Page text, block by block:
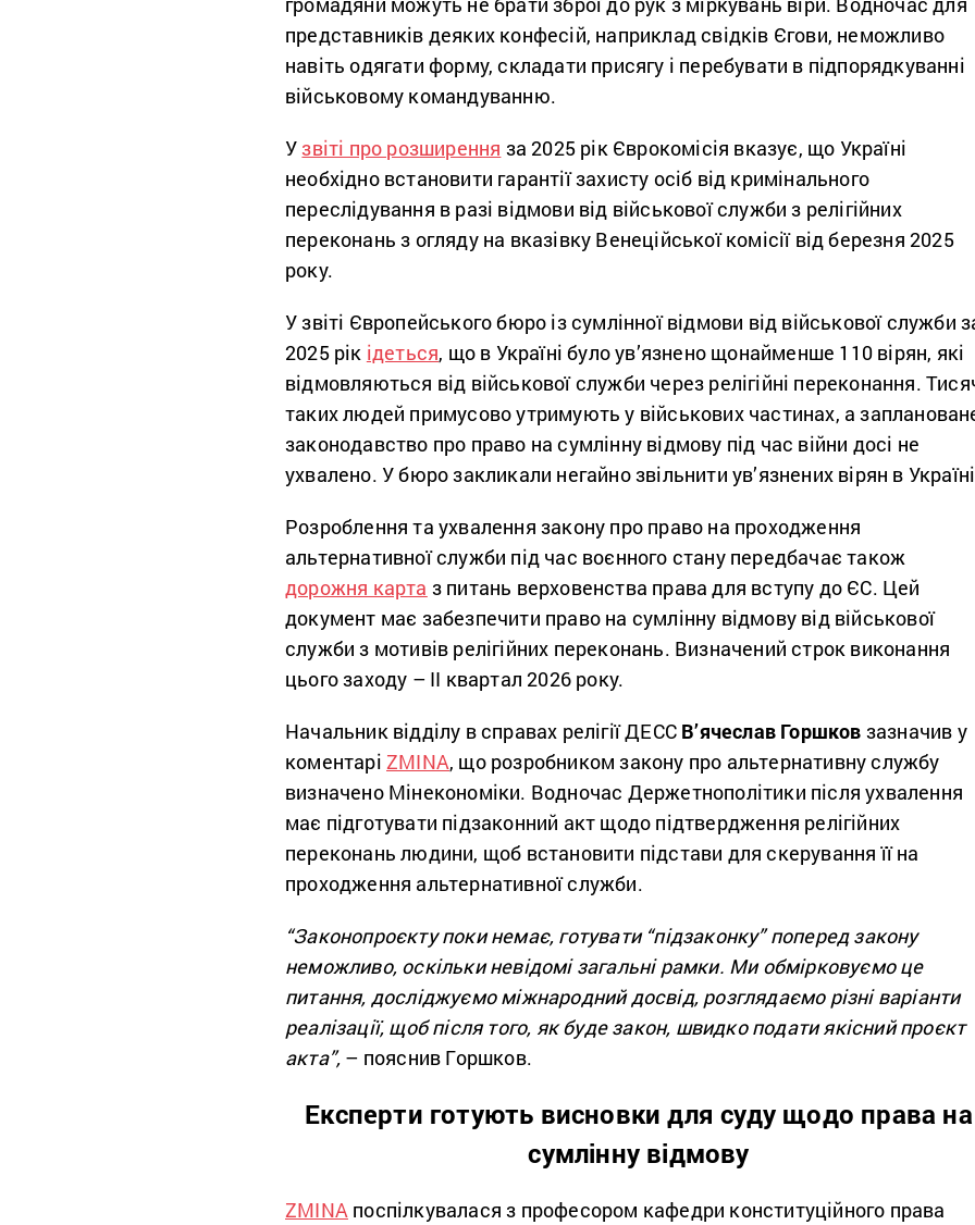
представників деяких конфесій, наприклад свідків Єгови, неможливо
навіть одягати форму, складати присягу і перебувати в підпорядкуванні
військовому командуванню.
Узвіті про розширення за 2025 рік Єврокомісія вказує, що Україні
необхідно встановити гарантії захисту осіб від кримінального
переслідування в разі відмови від військової служби з релігійних
переконань з огляду на вказівку Венеційської комісії від березня 2025
року.
У звіті Європейського бюро із сумлінної відмови від військової служби
2025 рік ідеться, що в Україні було ув’язнено щонайменше 110 вірян, які
відмовляються від військової служби через релігійні переконання.
таких людей примусово утримують у військових частинах, а
законодавство про право на сумлінну відмову під час війни досі не
ухвалено. У бюро закликали негайно звільнити ув’язнених вірян в
Розроблення та ухвалення закону про право на проходження
альтернативної служби під час воєнного стану передбачає також
дорожня карта з питань верховенства права для вступу до ЄС. Цей
документ має забезпечити право на сумлінну відмову від військової
служби з мотивів релігійних переконань. Визначений строк виконання
цього заходу – ІІ квартал 2026 року.
Начальник відділу в справах релігії ДЕСС В’ячеслав Горшков зазначив у
коментарі ZMINA, що розробником закону про альтернативну службу
визначено Мінекономіки. Водночас Держетнополітики після ухвалення
має підготувати підзаконний акт щодо підтвердження релігійних
переконань людини, щоб встановити підстави для скерування її на
проходження альтернативної служби.
“Законопроєкту поки немає, готувати “підзаконку” поперед закону
неможливо, оскільки невідомі загальні рамки. Ми обмірковуємо це
питання, досліджуємо міжнародний досвід, розглядаємо різні варіанти
реалізації, щоб після того, як буде закон, швидко подати якісний проєкт
акта”, – пояснив Горшков.
Експерти готують висновки для суду щодо права на
сумлінну відмову
ZMINA поспілкувалася з професором кафедри конституційного права